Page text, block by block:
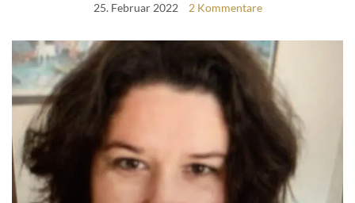
25. Februar 2022 2 Kommentare